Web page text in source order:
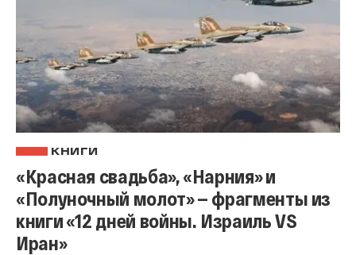
КНИГИ
«Красная свадьба», «Нарния» и
«Полуночный молот» — фрагменты из
книги «12 дней войны. Израиль VS
Иран»